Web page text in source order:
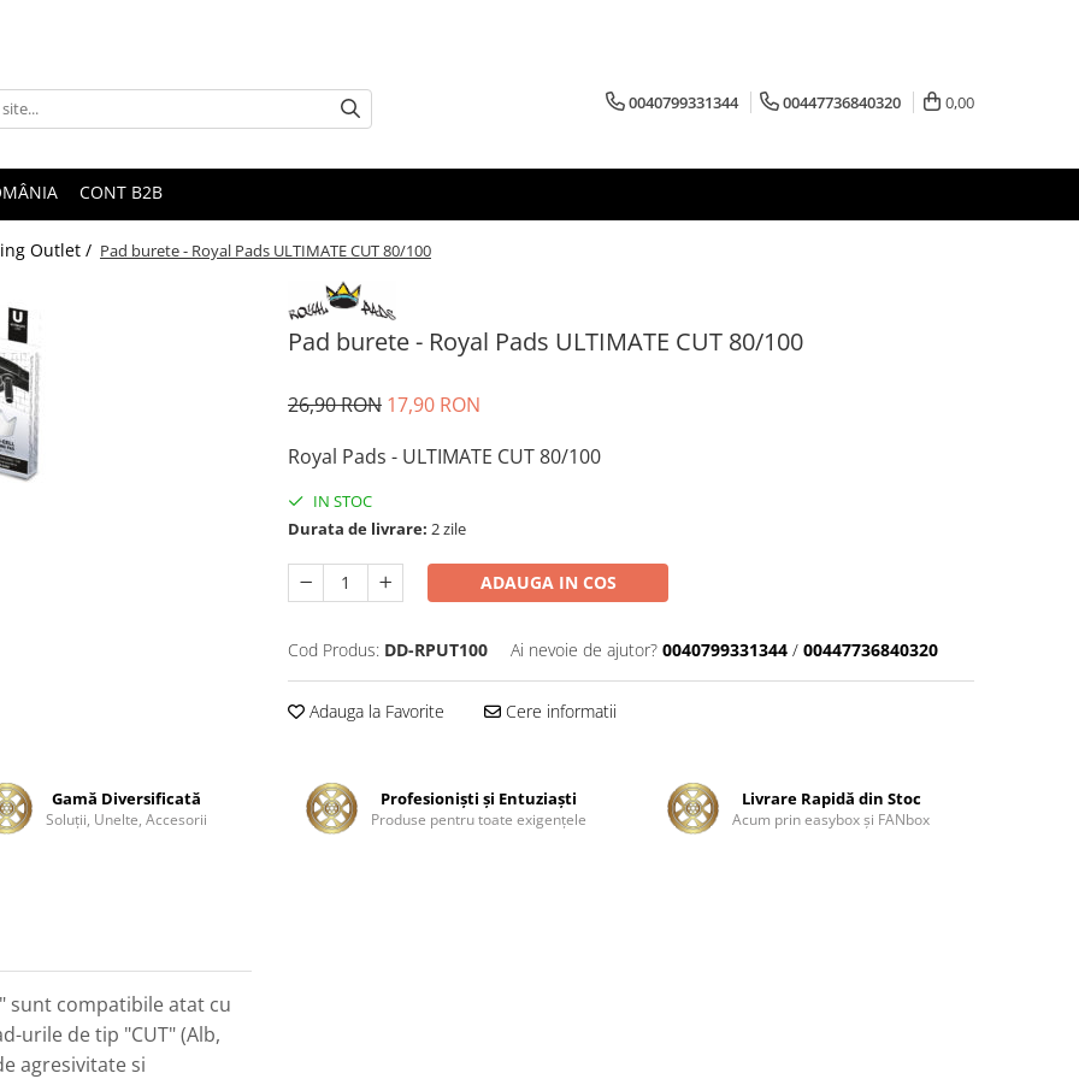
0040799331344 00447736840320 0,00
CONT B2B
Outlet / Pad burete - Royal Pads ULTIMATE CUT 80/100
Pad burete - Royal Pads ULTIMATE CUT 80/100
26,90 RON 17,90 RON
Royal Pads - ULTIMATE CUT 80/100
IN STOC
Durata de livrare: 2 zile
ADAUGA IN COS
Cod Produs: DD-RPUT100 Ai nevoie de ajutor? 0040799331344 / 00447736840320
Adauga la Favorite Cere informatii
Gamă Diversificată
Soluţii, Unelte, Accesorii
Profesionişti şi Entuziaşti
Produse pentru toate exigenţele
Livrare Rapidă din Stoc
Acum prin easybox şi FANbox
sunt compatibile atat cu
urile de tip "CUT" (Alb,
agresivitate si